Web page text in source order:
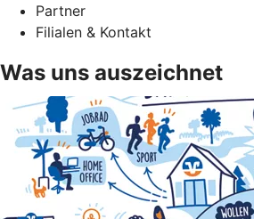
Partner
Filialen & Kontakt
Was uns auszeichnet